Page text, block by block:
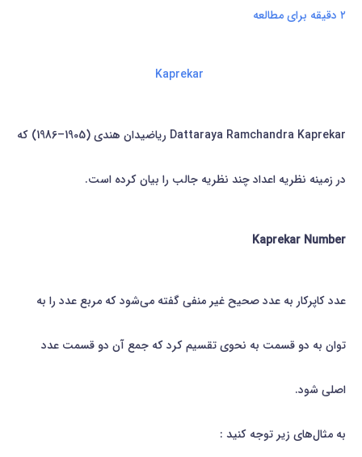
۲ دقیقه برای مطالعه
Kaprekar
Dattaraya Ramchandra Kaprekar ریاضیدان هندی (1905–1986) كه
در زمینه نظریه اعداد چند نظریه جالب را بیان كرده است.
Kaprekar Number
عدد كاپركار به عدد صحیح غیر منفی گفته می‌شود كه مربع عدد را به
توان به دو قسمت به نحوی تقسیم كرد كه جمع آن دو قسمت عدد
اصلی شود.
به مثال‌های زیر توجه كنید :